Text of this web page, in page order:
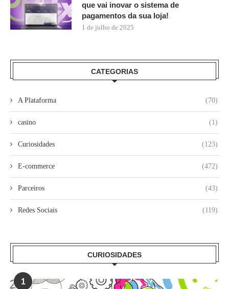
que vai inovar o sistema de
pagamentos da sua loja!
1 de julho de 2025
CATEGORIAS
A Plataforma (70)
casino (1)
Curiosidades (123)
E-commerce (472)
Parceiros (43)
Redes Sociais (119)
CURIOSIDADES
1